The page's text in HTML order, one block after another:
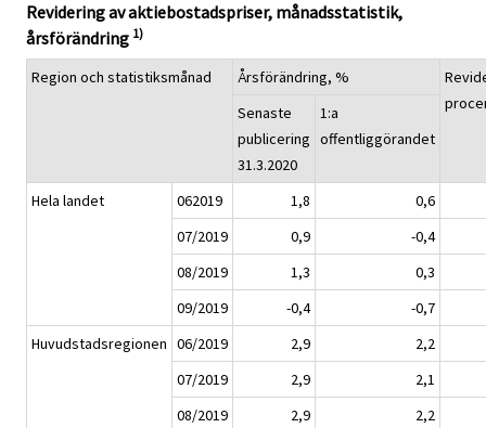
Revidering av aktiebostadspriser, månadsstatistik,
årsförändring 1)
Region och statistiksmånad Årsförändring, %
Senaste
publicering
31.3.2020
1:a
offentliggörandet
Hela landet 062019 1,8
0,6
07/2019
0,9
-0,4
08/2019
1,3
0,3
09/2019
-0,4
-0,7
Huvudstadsregionen 06/2019 2,9
2,2
07/2019
2,9
2,1
08/2019
2,9
2,2